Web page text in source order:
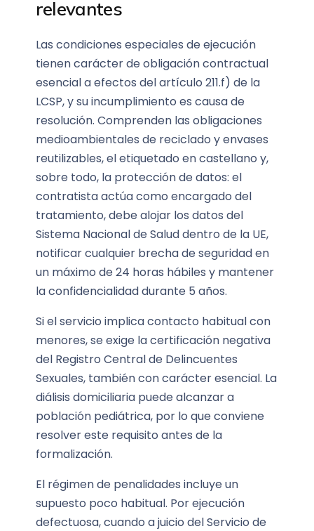
relevantes
Las condiciones especiales de ejecución
tienen carácter de obligación contractual
esencial a efectos del artículo 211.f) de la
LCSP, y su incumplimiento es causa de
resolución. Comprenden las obligaciones
medioambientales de reciclado y envases
reutilizables, el etiquetado en castellano y,
sobre todo, la protección de datos: el
contratista actúa como encargado del
tratamiento, debe alojar los datos del
Sistema Nacional de Salud dentro de la UE,
notificar cualquier brecha de seguridad en
un máximo de 24 horas hábiles y mantener
la confidencialidad durante 5 años.
Si el servicio implica contacto habitual con
menores, se exige la certificación negativa
del Registro Central de Delincuentes
Sexuales, también con carácter esencial. La
diálisis domiciliaria puede alcanzar a
población pediátrica, por lo que conviene
resolver este requisito antes de la
formalización.
El régimen de penalidades incluye un
supuesto poco habitual. Por ejecución
defectuosa, cuando a juicio del Servicio de